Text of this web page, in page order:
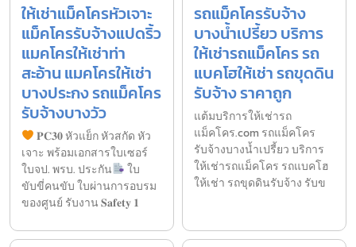
ให้เช่าแม็คโครหัวเจาะ
แม็คโครรับจ้างแปดริ้ว
แมคโครให้เช่าท่า
สะอ้าน แมคโครให้เช่า
บางประกง รถแม็คโคร
รับจ้างบางวัว
𝐏𝐂𝟑𝟎 หัวแย็ก หัวสกัด หัว
เจาะ พร้อมเอกสารใบเซอร์
ใบจป. พรบ. ประกัน
ใบ
ขับขี่คนขับ ใบผ่านการอบรม
ของศูนย์ รับงาน 𝐒𝐚𝐟𝐞𝐭𝐲 𝟏
รถแม็คโครรับจ้าง
บางน้ำเปรี้ยว บริการ
ให้เช่ารถแม็คโคร รถ
แบคโฮให้เช่า รถขุดดิน
รับจ้าง ราคาถูก
แต้มบริการให้เช่ารถ
แม็คโคร.com รถแม็คโคร
รับจ้างบางน้ำเปรี้ยว บริการ
ให้เช่ารถแม็คโคร รถแบคโฮ
ให้เช่า รถขุดดินรับจ้าง รับข